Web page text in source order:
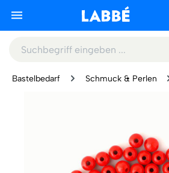
Bastelbedarf Schmuck & Perlen